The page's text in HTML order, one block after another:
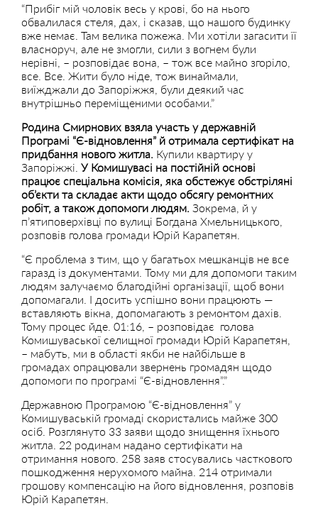
“Прибіг мій чоловік весь у крові, бо на нього
обвалилася стеля, дах, і сказав, що нашого будинку
вже немає. Там велика пожежа. Ми хотіли загасити її
власноруч, але не змогли, сили з вогнем були
нерівні, – розповідає вона, – тож все майно згоріло,
все. Все. Жити було ніде, тож винаймали,
виїжджали до Запоріжжя, були деякий час
внутрішньо переміщеними особами.”
Родина Смирнових взяла участь у державній
Програмі “Є-відновлення” й отримала сертифікат на
придбання нового житла. Купили квартиру у
Запоріжжі. У Комишувасі на постійній основі
працює спеціальна комісія, яка обстежує обстріляні
об’єкти та складає акти щодо обсягу ремонтних
робіт, а також допомоги людям. Зокрема, й у
п’ятиповерхівці по вулиці Богдана Хмельницького,
розповів голова громади Юрій Карапетян.
“Є проблема з тим, що у багатьох мешканців не все
гаразд із документами. Тому ми для допомоги таким
людям залучаємо благодійні організації, щоб вони
допомагали. І досить успішно вони працюють —
вставляють вікна, допомагають з ремонтом дахів.
Тому процес йде. 01:16, – розповідає голова
Комишуваської селищної громади Юрій Карапетян,
– мабуть, ми в області якби не найбільше в
громадах опрацювали звернень громадян щодо
допомоги по програмі “Є-відновлення”.”
Державною Програмою “Є-відновлення” у
Комишуваській громаді скористались майже 300
осіб. Розглянуто 33 заяви щодо знищення їхнього
житла. 22 родинам надано сертифікати на
отримання нового. 258 заяв стосувались часткового
пошкодження нерухомого майна. 214 отримали
грошову компенсацію на його відновлення, розповів
Юрій Карапетян.